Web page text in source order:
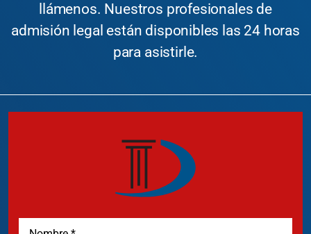
llámenos. Nuestros profesionales de
admisión legal están disponibles las 24 horas
para asistirle.